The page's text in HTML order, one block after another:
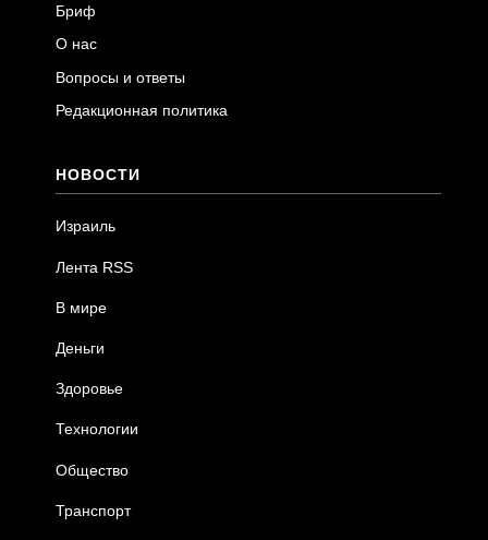
Бриф
О нас
Вопросы и ответы
Редакционная политика
НОВОСТИ
Израиль
Лента RSS
В мире
Деньги
Здоровье
Технологии
Общество
Транспорт